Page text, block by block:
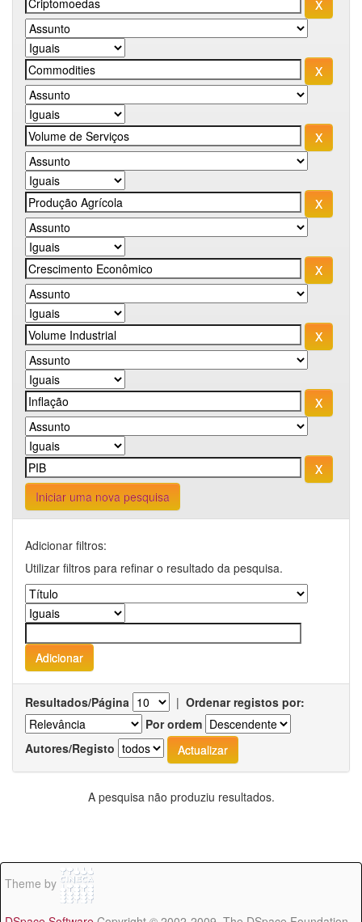
Iniciar uma nova pesquisa
Adicionar filtros:
Utilizar filtros para refinar o resultado da pesquisa.
Resultados/Página | Ordenar registos por:
Por ordem
Autores/Registo
A pesquisa não produziu resultados.
Theme by